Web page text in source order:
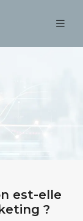
est-elle
?